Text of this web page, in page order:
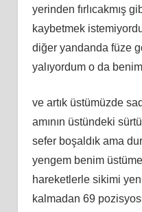
yerinden fırlıcakmış
kaybetmek
diğer yandanda füze
yalıyordum o da
ve artık üstümüzde
amının üstündeki
sefer boşaldık ama
yengem benim
hareketlerle sikimi
kalmadan 69